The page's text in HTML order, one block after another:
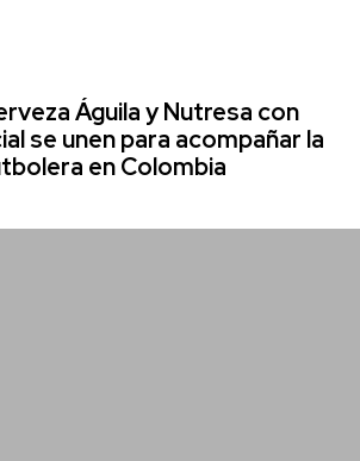
Águila y Nutresa con
se unen para acompañar la
en Colombia